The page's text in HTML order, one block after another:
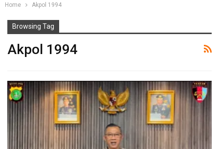
Home Akpol 1994
Browsing Tag
Akpol 1994